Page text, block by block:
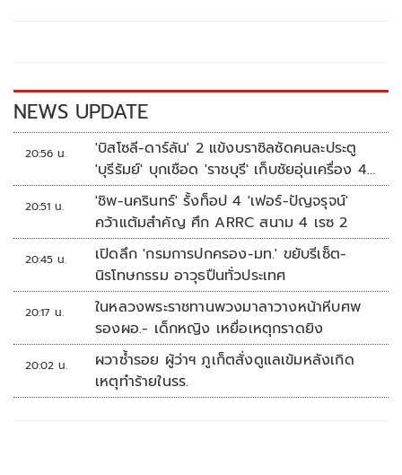
k k
NEWS UPDATE
20:56 น.
'บิสโซลี-ดาร์ลัน' 2 แข้งบราซิลซัดคนละประตู
'บุรีรัมย์' บุกเชือด 'ราชบุรี' เก็บชัยอุ่นเครื่อง 4
นัดรวด
20:51 น.
'ชิพ-นครินทร์' รั้งท็อป 4 'เฟอร์-ปัญจรุจน์'
คว้าแต้มสำคัญ ศึก ARRC สนาม 4 เรซ 2
20:45 น.
เปิดลึก 'กรมการปกครอง-มท.' ขยับรีเซ็ต-
นิรโทษกรรม อาวุธปืนทั่วประเทศ
20:17 น.
ในหลวงพระราชทานพวงมาลาวางหน้าหีบศพ
รองผอ.- เด็กหญิง เหยื่อเหตุกราดยิง
20:02 น.
ผวาซ้ำรอย ผู้ว่าฯ ภูเก็ตสั่งดูแลเข้มหลังเกิด
เหตุทำร้ายในรร.